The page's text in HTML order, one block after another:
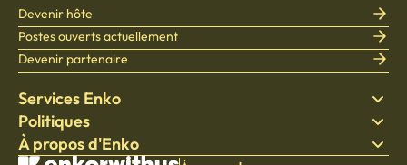
Services Enko
Trouver un logement
Literie
Politiques
Politique de confidentialité
À propos d'Enko
Devenir hôte
Postes ouverts actuellement
Devenir partenaire